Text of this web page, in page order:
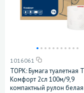
1016061
ТОРК: Бумага туалетная
Комфорт 2сл 100м/9,9
компактный рулон белая